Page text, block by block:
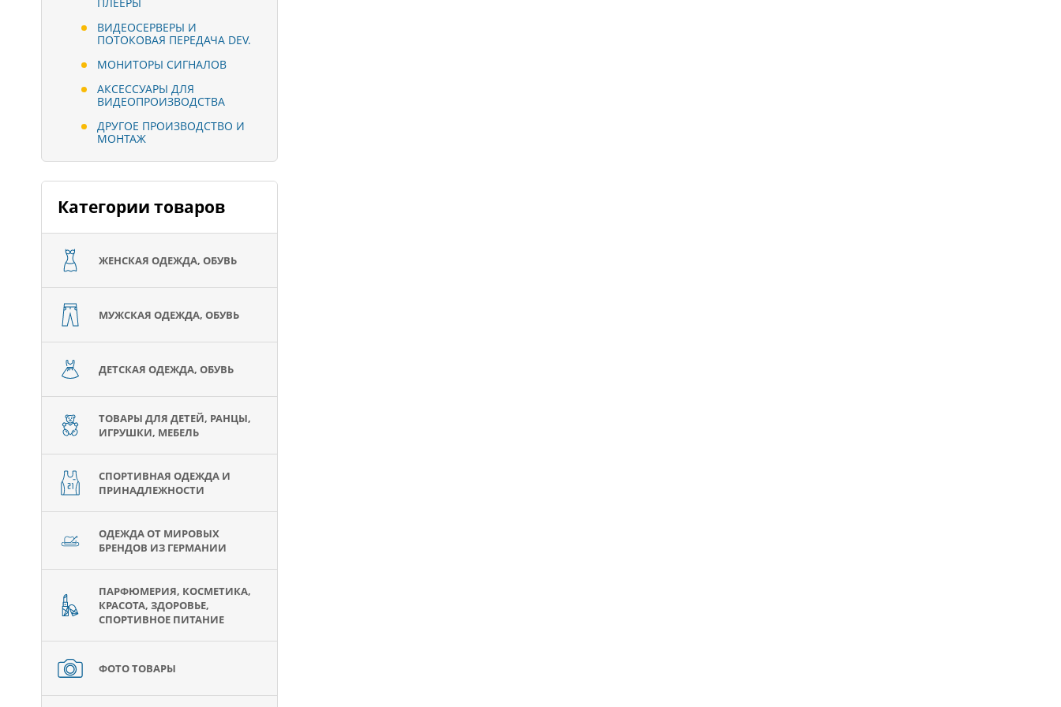
ВИДЕОСЕРВЕРЫ И
ПОТОКОВАЯ ПЕРЕДАЧА DEV.
МОНИТОРЫ СИГНАЛОВ
АКСЕССУАРЫ ДЛЯ
ВИДЕОПРОИЗВОДСТВА
ДРУГОЕ ПРОИЗВОДСТВО И
МОНТАЖ
Категории товаров
ЖЕНСКАЯ ОДЕЖДА, ОБУВЬ
МУЖСКАЯ ОДЕЖДА, ОБУВЬ
ДЕТСКАЯ ОДЕЖДА, ОБУВЬ
ТОВАРЫ ДЛЯ ДЕТЕЙ, РАНЦЫ,
ИГРУШКИ, МЕБЕЛЬ
СПОРТИВНАЯ ОДЕЖДА И
ПРИНАДЛЕЖНОСТИ
ОДЕЖДА ОТ МИРОВЫХ
БРЕНДОВ ИЗ ГЕРМАНИИ
ПАРФЮМЕРИЯ, КОСМЕТИКА,
КРАСОТА, ЗДОРОВЬЕ,
СПОРТИВНОЕ ПИТАНИЕ
ФОТО ТОВАРЫ